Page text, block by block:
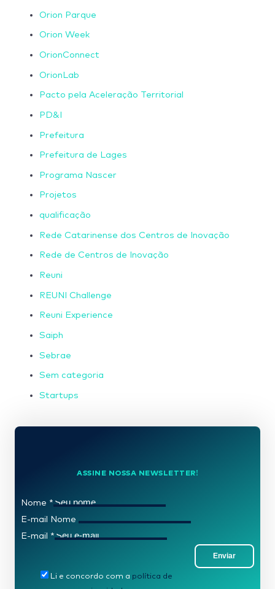
Orion Parque
Orion Week
OrionConnect
OrionLab
Pacto pela Aceleração Territorial
PD&I
Prefeitura
Prefeitura de Lages
Programa Nascer
Projetos
qualificação
Rede Catarinense dos Centros de Inovação
Rede de Centros de Inovação
Reuni
REUNI Challenge
Reuni Experience
Saiph
Sebrae
Sem categoria
Startups
ASSINE NOSSA NEWSLETTER!
Nome *
E-mail Nome
E-mail *
Enviar
Li e concordo com a política de